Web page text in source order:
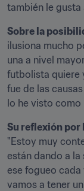
también le gusta
Sobre la
ilusiona mucho
una a nivel
futbolista quiere
fue de las
lo he visto como
"Estoy muy
están dando a la
ese fogueo cada
vamos a tener